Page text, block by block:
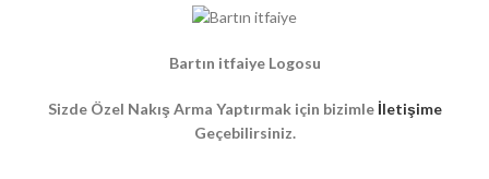
Bartın itfaiye Logosu
Sizde Özel Nakış Arma Yaptırmak için bizimle İletişime
Geçebilirsiniz.